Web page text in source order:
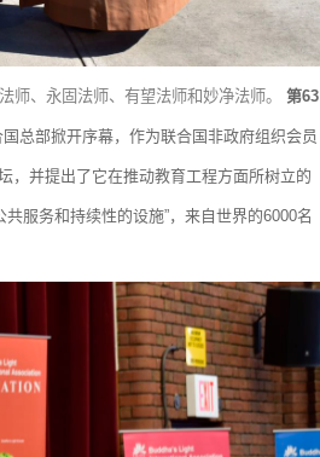
、永固法师、有望法师和妙净法师。 第63
总部掀开序幕，作为联合国非政府组织会员
，并提出了它在推动教育工程方面所树立的
服务和持续性的设施”，来自世界的6000名